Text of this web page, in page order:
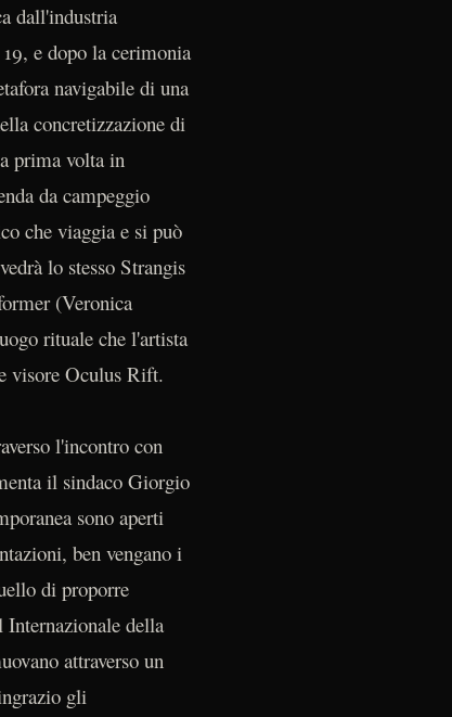
dall'industria
e dopo la cerimonia
navigabile di una
concretizzazione di
prima volta in
da campeggio
che viaggia e si può
lo stesso Strangis
(Veronica
rituale che l'artista
visore Oculus Rift.
l'incontro con
il sindaco Giorgio
sono aperti
ben vengano i
di proporre
della
attraverso un
gli